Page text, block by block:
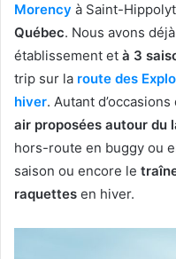
Morency à Saint-
Québec. Nous avons
établissement et à 3
trip sur la route des
hiver. Autant d’occasions
air proposées autour du
hors-route en buggy ou
saison ou encore le
raquettes en hiver.